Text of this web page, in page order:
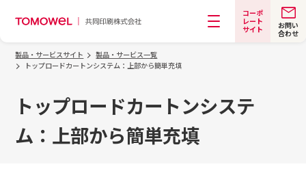
コーポ
レート
サイト
お問い
合わせ
製品・サービスサイト
製品・サービス一覧
トップロードカートンシステム：上部から簡単充填
トップロードカートンシステ
ム：上部から簡単充填